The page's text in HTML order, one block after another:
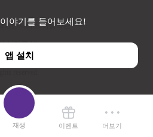
야기를 들어보세요!
앱 설치
기반서비스 이용약관
세계로 10
: 033-738-3000
재생 이벤트 더보기